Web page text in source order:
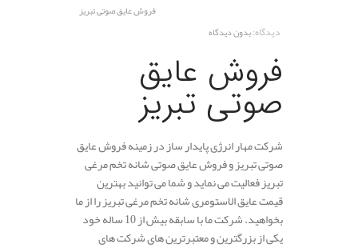
فروش عایق صوتی تبریز
دیدگاه:بدون دیدگاه
فروش عایق
صوتی تبریز
شرکت مهار انرژی پایدار ساز در زمینه فروش عایق
صوتی تبریز و فروش عایق صوتی شانه تخم مرغی
تبریز فعالیت می نماید و شما می توانید بهترین
قیمت عایق الاستومری شانه تخم مرغی تبریز را از ما
بخواهید. شرکت ما با سابقه بیش از 10 ساله خود
یکی از بزرگترین و معتبرترین های شرکت های